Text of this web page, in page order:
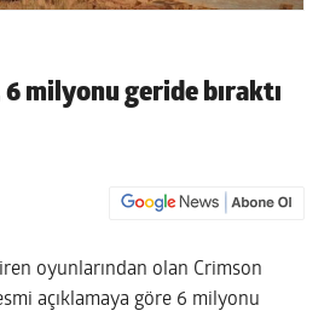
milyonu geride bıraktı
oyunlarından olan Crimson
açıklamaya göre 6 milyonu